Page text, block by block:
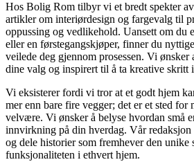
Hos Bolig Rom tilbyr vi et bredt spekter
artikler om interiørdesign og fargevalg til
oppussing og vedlikehold. Uansett om du
eller en førstegangskjøper, finner du
veilede deg gjennom prosessen. Vi
dine valg og inspirert til å ta kreative skritt
Vi eksisterer fordi vi tror at et godt hjem
mer enn bare fire vegger; det er et sted for
velvære. Vi ønsker å belyse hvordan små
innvirkning på din hverdag. Vår redaksjon
og dele historier som fremhever den unike
funksjonaliteten i ethvert hjem.